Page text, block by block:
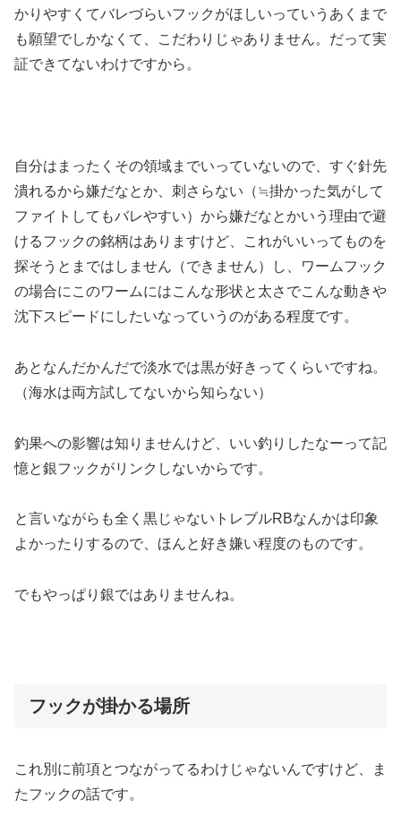
かりやすくてバレづらいフックがほしいっていうあくまで
も願望でしかなくて、こだわりじゃありません。だって実
証できてないわけですから。
自分はまったくその領域までいっていないので、すぐ針先
潰れるから嫌だなとか、刺さらない（≒掛かった気がして
ファイトしてもバレやすい）から嫌だなとかいう理由で避
けるフックの銘柄はありますけど、これがいいってものを
探そうとまではしません（できません）し、ワームフック
の場合にこのワームにはこんな形状と太さでこんな動きや
沈下スピードにしたいなっていうのがある程度です。
あとなんだかんだで淡水では黒が好きってくらいですね。
（海水は両方試してないから知らない）
釣果への影響は知りませんけど、いい釣りしたなーって記
憶と銀フックがリンクしないからです。
と言いながらも全く黒じゃないトレブルRBなんかは印象
よかったりするので、ほんと好き嫌い程度のものです。
でもやっぱり銀ではありませんね。
フックが掛かる場所
これ別に前項とつながってるわけじゃないんですけど、ま
たフックの話です。